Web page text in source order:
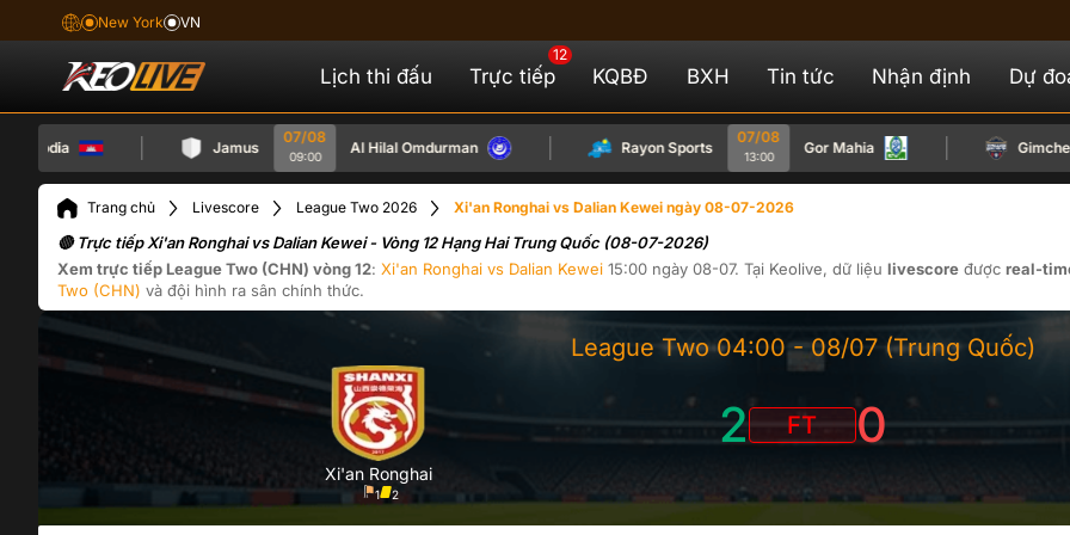
New York VN
Lịch thi đấu
12
Trực tiếp KQBĐ BXH Tin tức Nhận định Dự
Jamus
07/08
09:00 Al Hilal Omdurman Rayon Sports
07/08
13:00 Gor Mahia Gimcheon
Trang chủ Livescore League Two 2026 Xi'an Ronghai vs Dalian Kewei ngày 08-07-2026
🔴 Trực tiếp Xi'an Ronghai vs Dalian Kewei - Vòng 12 Hạng Hai Trung Quốc (08-07-2026)
Xem trực tiếp League Two (CHN) vòng 12: Xi'an Ronghai vs Dalian Kewei 15:00 ngày 08-07. Tại Keolive, dữ liệu livescore được real-
Two (CHN) và đội hình ra sân chính thức.
League Two 04:00 -08/07(Trung Quốc)
Xi'an Ronghai
1 2
2 FT 0